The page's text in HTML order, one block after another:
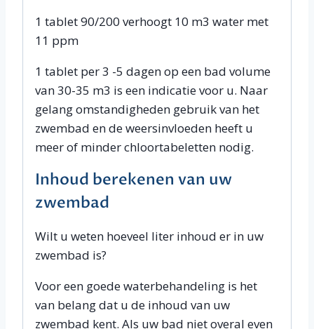
1 tablet 90/200 verhoogt 10 m3 water met
11 ppm
1 tablet per 3 -5 dagen op een bad volume
van 30-35 m3 is een indicatie voor u. Naar
gelang omstandigheden gebruik van het
zwembad en de weersinvloeden heeft u
meer of minder chloortabeletten nodig.
Inhoud berekenen van uw
zwembad
Wilt u weten hoeveel liter inhoud er in uw
zwembad is?
Voor een goede waterbehandeling is het
van belang dat u de inhoud van uw
zwembad kent. Als uw bad niet overal even